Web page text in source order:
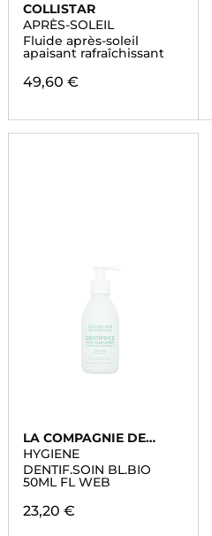
COLLISTAR
APRÈS-SOLEIL
Fluide après-soleil
apaisant rafraîchissant
49,60 €
LA COMPAGNIE DE
PROVENCE
HYGIENE
DENTIF.SOIN BL.BIO
50ML FL WEB
23,20 €